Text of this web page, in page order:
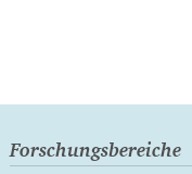
Forschungsbereiche